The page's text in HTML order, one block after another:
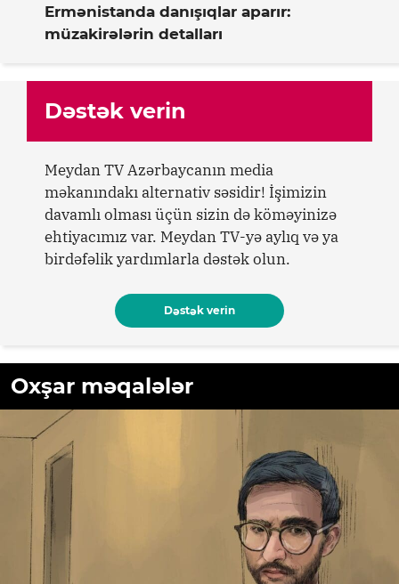
Ermənistanda danışıqlar aparır:
müzakirələrin detalları
Dəstək verin
Meydan TV Azərbaycanın media
məkanındakı alternativ səsidir! İşimizin
davamlı olması üçün sizin də köməyinizə
ehtiyacımız var. Meydan TV-yə aylıq və ya
birdəfəlik yardımlarla dəstək olun.
Dəstək verin
Oxşar məqalələr